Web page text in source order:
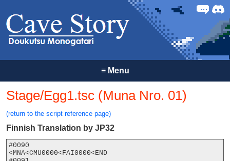
Forum
≡Menu
Stage/Egg1.tsc (Muna Nro. 01)
(return to the script reference page)
Finnish Translation by JP32
#0090
<MNA<CMU0000<FAI0000<END